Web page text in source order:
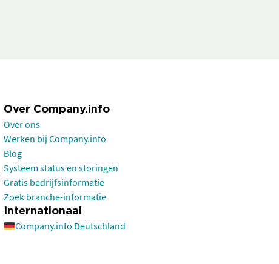
Over Company.info
Over ons
Werken bij Company.info
Blog
Systeem status en storingen
Gratis bedrijfsinformatie
Zoek branche-informatie
Internationaal
Company.info Deutschland